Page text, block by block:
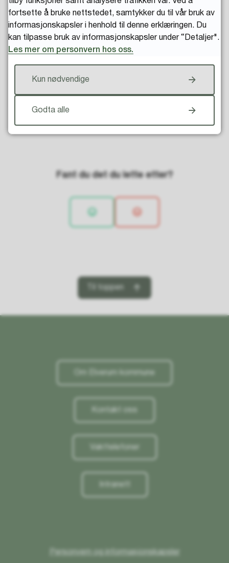
Er du urolig for et barn, en ungdom
eller familie?
Fant du det du lette etter?
fortsette å bruke nettstedet, samtykker du til vår bruk av
informasjonskapsler i henhold til denne erklæringen. Du
kan tilpasse bruk av informasjonskapsler under “Detaljer".
Les mer om personvern hos oss.
Kun nødvendige
Godta alle